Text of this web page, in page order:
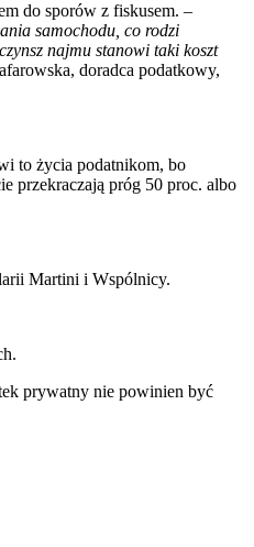
do sporów z fiskusem. –
samochodu, co rodzi
najmu stanowi taki koszt
doradca podatkowy,
to życia podatnikom, bo
przekraczają próg 50 proc. albo
Martini i Wspólnicy.
prywatny nie powinien być